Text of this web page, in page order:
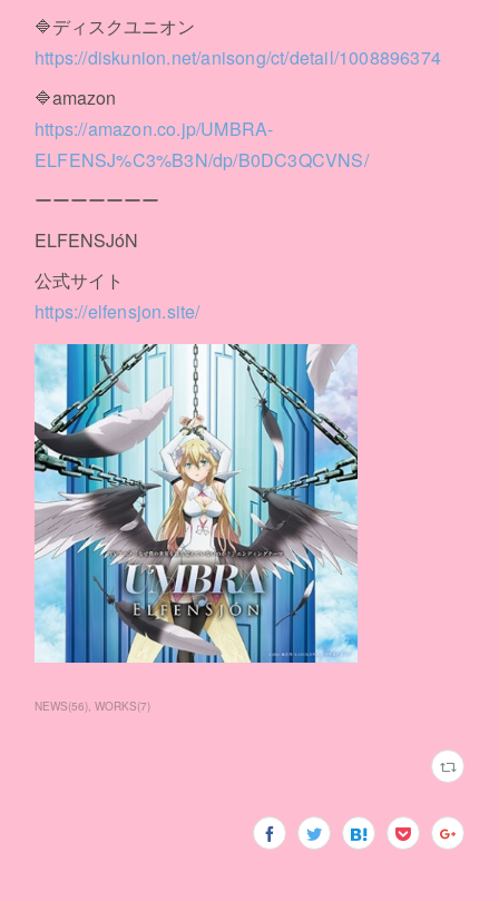
🔷ディスクユニオン
https://diskunion.net/anisong/ct/detail/1008896374
🔷amazon
https://amazon.co.jp/UMBRA-
ELFENSJ%C3%B3N/dp/B0DC3QCVNS/
ーーーーーーー
ELFENSJóN
公式サイト
https://elfensjon.site/
NEWS(56) WORKS(7)